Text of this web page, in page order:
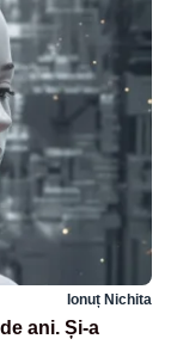
Ionuț Nichita
ani. Și-a